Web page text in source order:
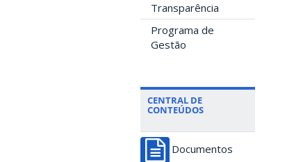
Transparência
Programa de
Gestão
CENTRAL DE
CONTEÚDOS
Documentos